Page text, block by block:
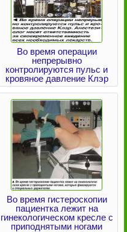
Во время операции
непрерывно
контролируются пульс и
кровяное давление Клэр
Во время гистероскопии
пациентка лежит на
гинекологическом кресле с
приподнятыми ногами